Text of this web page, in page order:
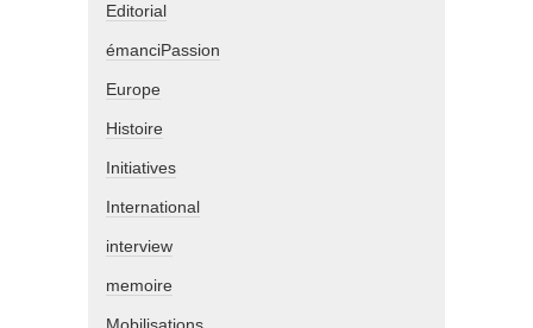
Editorial
émanciPassion
Europe
Histoire
Initiatives
International
interview
memoire